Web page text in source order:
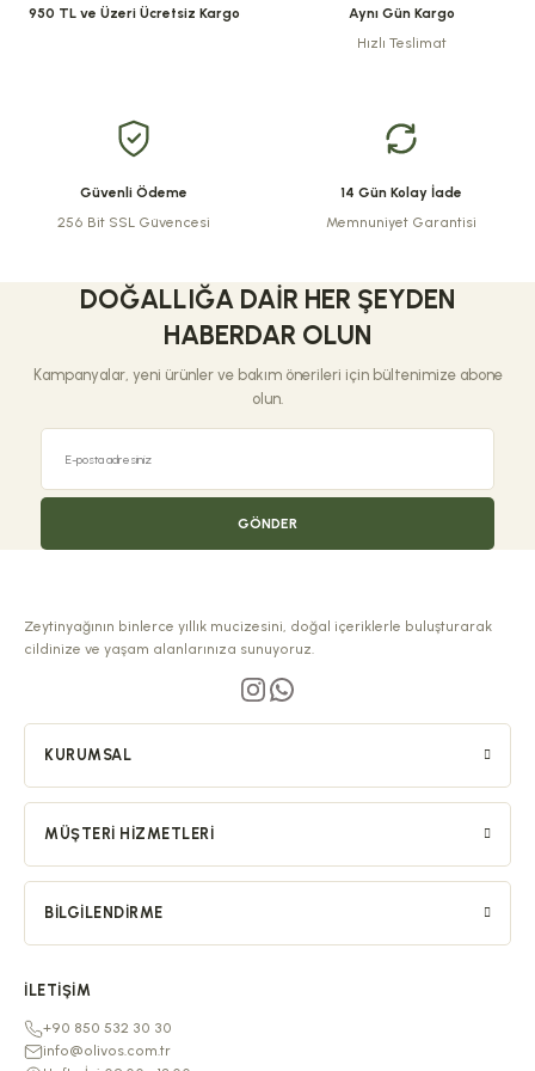
950 TL ve Üzeri Ücretsiz Kargo
Aynı Gün Kargo
Hızlı Teslimat
Güvenli Ödeme
256 Bit SSL Güvencesi
14 Gün Kolay İade
Memnuniyet Garantisi
DOĞALLIĞA DAIR HER ŞEYDEN
HABERDAR OLUN
Kampanyalar, yeni ürünler ve bakım önerileri için bültenimize abone
olun.
GÖNDER
Zeytinyağının binlerce yıllık mucizesini, doğal içeriklerle buluşturarak
cildinize ve yaşam alanlarınıza sunuyoruz.
KURUMSAL
MÜŞTERI HIZMETLERI
BILGILENDIRME
İLETIŞIM
+90 850 532 30 30
info@olivos.com.tr